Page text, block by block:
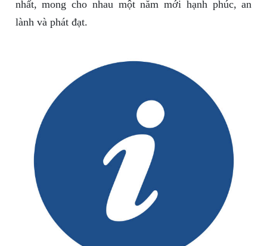
nhất, mong cho nhau một năm mới hạnh phúc, an
lành và phát đạt.